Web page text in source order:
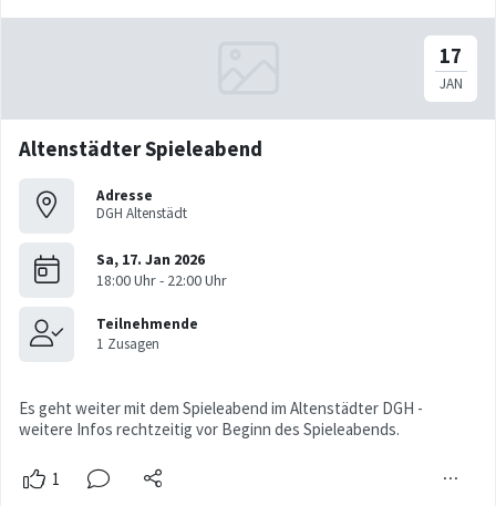
Altenstädter Spieleabend
Adresse
DGH Altenstädt
Es geht weiter mit dem Spieleabend im Altenstädter DGH -
weitere Infos rechtzeitig vor Beginn des Spieleabends.